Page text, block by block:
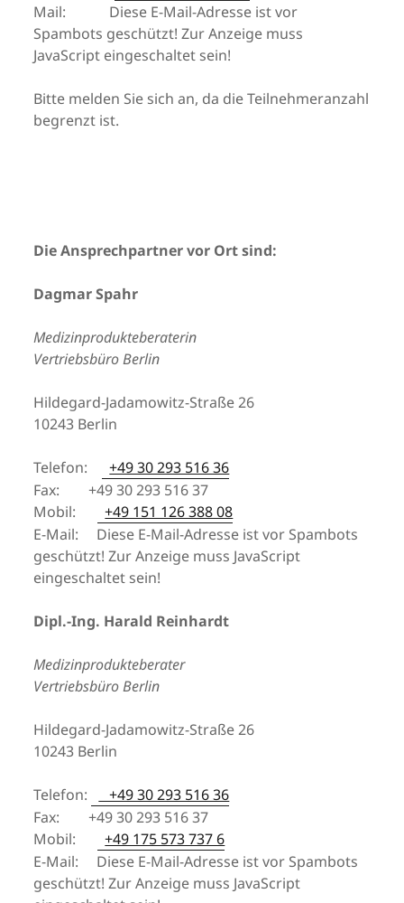
Mail: Diese E-Mail-Adresse ist vor
Spambots geschützt! Zur Anzeige muss
JavaScript eingeschaltet sein!
Bitte melden Sie sich an, da die Teilnehmeranzahl
begrenzt ist.
Die An­sprech­part­ner vor Ort sind:
Dagmar Spahr
Medizinprodukteberaterin
Vertriebsbüro Berlin
Hildegard-Jadamowitz-Straße 26
10243 Berlin
Telefon:
+49 30 293 516 36
Fax: +49 30 293 516 37
Mobil:
+49 151 126 388 08
E-Mail: Diese E-Mail-Adresse ist vor Spambots
geschützt! Zur Anzeige muss JavaScript
eingeschaltet sein!
Dipl.-Ing. Harald Reinhardt
Medizinprodukteberater
Vertriebsbüro Berlin
Hildegard-Jadamowitz-Straße 26
10243 Berlin
Telefon:
+49 30 293 516 36
Fax: +49 30 293 516 37
Mobil:
+49 175 573 737 6
E-Mail: Diese E-Mail-Adresse ist vor Spambots
geschützt! Zur Anzeige muss JavaScript